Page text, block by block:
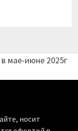
мае-июне 2025г
носит